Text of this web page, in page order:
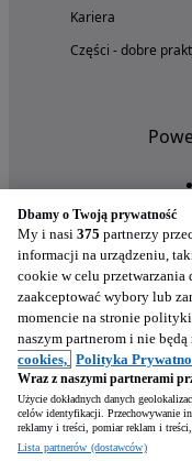
Kariera
Części - dobre
Nasze
Dbamy o Twoją prywatność
My i nasi 375 partnerzy
informacji na urządzeniu,
cookie w celu
zaakceptować wybory lub
momencie na stronie
naszym partnerom i nie
cookies, Polityka
Wraz z naszymi partnerami
Użycie dokładnych danych
celów identyfikacji. Przechowywanie
reklamy i treści, pomiar reklam i
Lista partnerów (dostawców)